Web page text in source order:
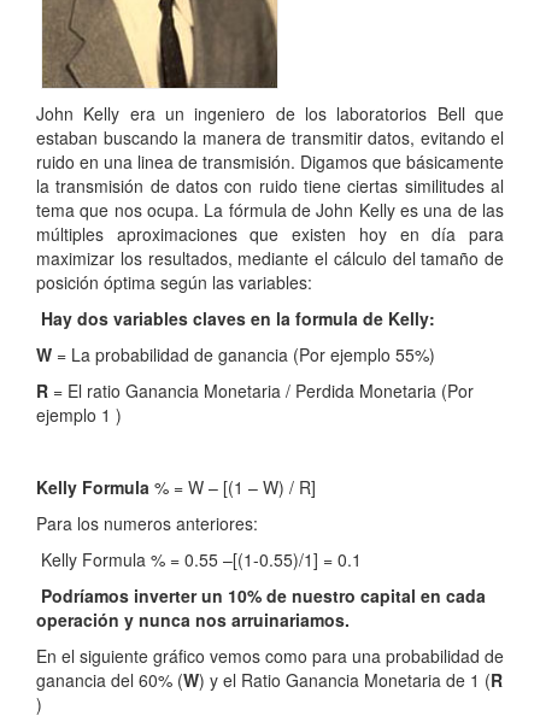
John Kelly era un ingeniero de los laboratorios Bell que
estaban buscando la manera de transmitir datos, evitando el
ruido en una linea de transmisión. Digamos que básicamente
la transmisión de datos con ruido tiene ciertas similitudes al
tema que nos ocupa. La fórmula de John Kelly es una de las
múltiples aproximaciones que existen hoy en día para
maximizar los resultados, mediante el cálculo del tamaño de
posición óptima según las variables:
Hay dos variables claves en la formula de Kelly:
W = La probabilidad de ganancia (Por ejemplo 55%)
R = El ratio Ganancia Monetaria / Perdida Monetaria (Por
ejemplo 1 )
Kelly Formula % = W – [(1 – W) / R]
Para los numeros anteriores:
Kelly Formula % = 0.55 –[(1-0.55)/1] = 0.1
Podríamos inverter un 10% de nuestro capital en cada
operación y nunca nos arruinariamos.
En el siguiente gráfico vemos como para una probabilidad de
ganancia del 60% (W) y el Ratio Ganancia Monetaria de 1 (R
)